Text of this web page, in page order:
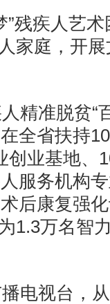
残疾人艺术
家庭，开
准脱贫“
全省扶持
创业基地、
服务机构
后康复强
1.3万名智
电视台，